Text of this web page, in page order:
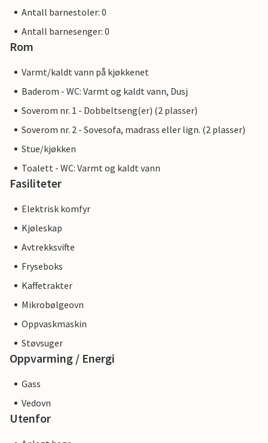
Antall barnestoler: 0
Antall barnesenger: 0
Rom
Varmt/kaldt vann på kjøkkenet
Baderom - WC: Varmt og kaldt vann, Dusj
Soverom nr. 1 - Dobbeltseng(er) (2 plasser)
Soverom nr. 2 - Sovesofa, madrass eller lign. (2 plasser)
Stue/kjøkken
Toalett - WC: Varmt og kaldt vann
Fasiliteter
Elektrisk komfyr
Kjøleskap
Avtrekksvifte
Fryseboks
Kaffetrakter
Mikrobølgeovn
Oppvaskmaskin
Støvsuger
Oppvarming / Energi
Gass
Vedovn
Utenfor